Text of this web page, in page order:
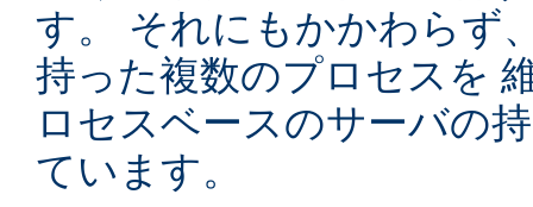
す。 それにもかかわらず
持った複数のプロセスを
ロセスベースのサーバの
ています。